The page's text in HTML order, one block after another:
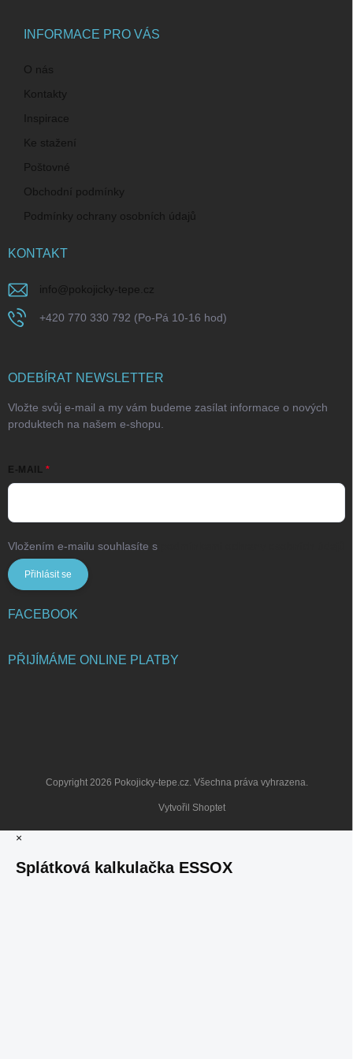
INFORMACE PRO VÁS
O nás
Kontakty
Inspirace
Ke stažení
Poštovné
Obchodní podmínky
Podmínky ochrany osobních údajů
KONTAKT
info @pokojicky-tepe.cz
+420 770 330 792 (Po-Pá 10-16 hod)
ODEBÍRAT NEWSLETTER
Vložte svůj e-mail a my vám budeme zasílat informace o nových
produktech na našem e-shopu.
E-MAIL
Vložením e-mailu souhlasíte s
Přihlásit se
FACEBOOK
PŘIJÍMÁME ONLINE PLATBY
Vytvořil Shoptet
Copyright 2026 Pokojicky-tepe.cz. Všechna práva vyhrazena.
×
Splátková kalkulačka ESSOX